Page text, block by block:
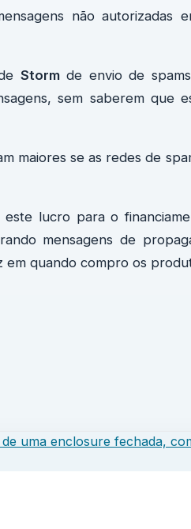
não autorizadas
Stormde envio de
sem saberem que
maiores se as redes de
lucro para o
mensagens de
quando compro os